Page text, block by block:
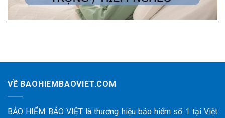
VỀ BAOHIEMBAOVIET.COM
BẢO HIỂM BẢO VIỆT là thương hiệu bảo hiểm số 1 tại Việt